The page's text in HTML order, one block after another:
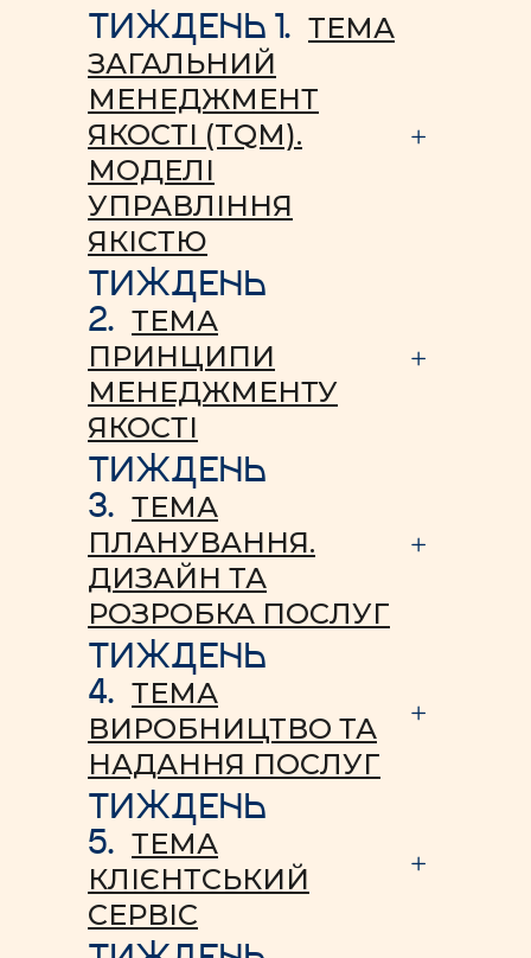
ТИЖДЕНЬ 1. ТЕМА
ЗАГАЛЬНИЙ
МЕНЕДЖМЕНТ
ЯКОСТІ (TQM).
МОДЕЛІ
УПРАВЛІННЯ
ЯКІСТЮ
ТИЖДЕНЬ
2. ТЕМА
ПРИНЦИПИ
МЕНЕДЖМЕНТУ
ЯКОСТІ
ТИЖДЕНЬ
3. ТЕМА
ПЛАНУВАННЯ.
ДИЗАЙН ТА
РОЗРОБКА ПОСЛУГ
ТИЖДЕНЬ
4. ТЕМА
ВИРОБНИЦТВО ТА
НАДАННЯ ПОСЛУГ
ТИЖДЕНЬ
5. ТЕМА
КЛІЄНТСЬКИЙ
СЕРВІС